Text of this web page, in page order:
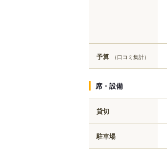
予算 （口コミ集計）
席・設備
貸切
駐車場